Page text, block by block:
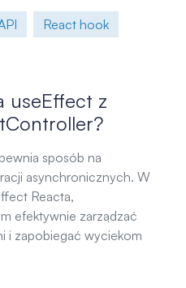
React hook
useEffect z
sposób na
asynchronicznych. W
Reacta,
efektywnie zarządzać
i zapobiegać wyciekom